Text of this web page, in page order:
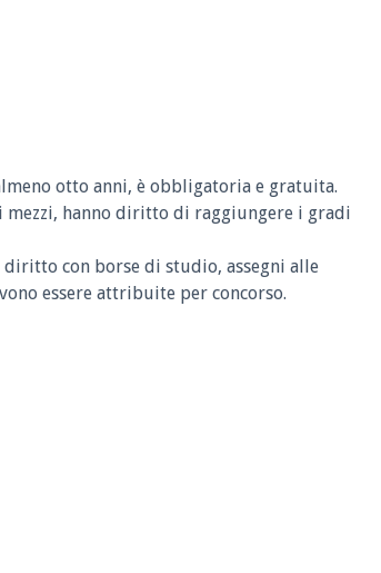
otto anni, è obbligatoria e gratuita.
mezzi, hanno diritto di raggiungere i gradi
con borse di studio, assegni alle
essere attribuite per concorso.